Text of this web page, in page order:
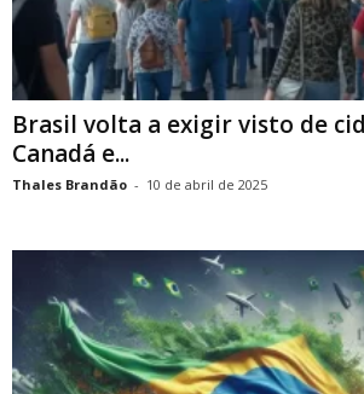
Brasil volta a exigir visto de
Canadá e...
Thales Brandão - 10 de abril de 2025